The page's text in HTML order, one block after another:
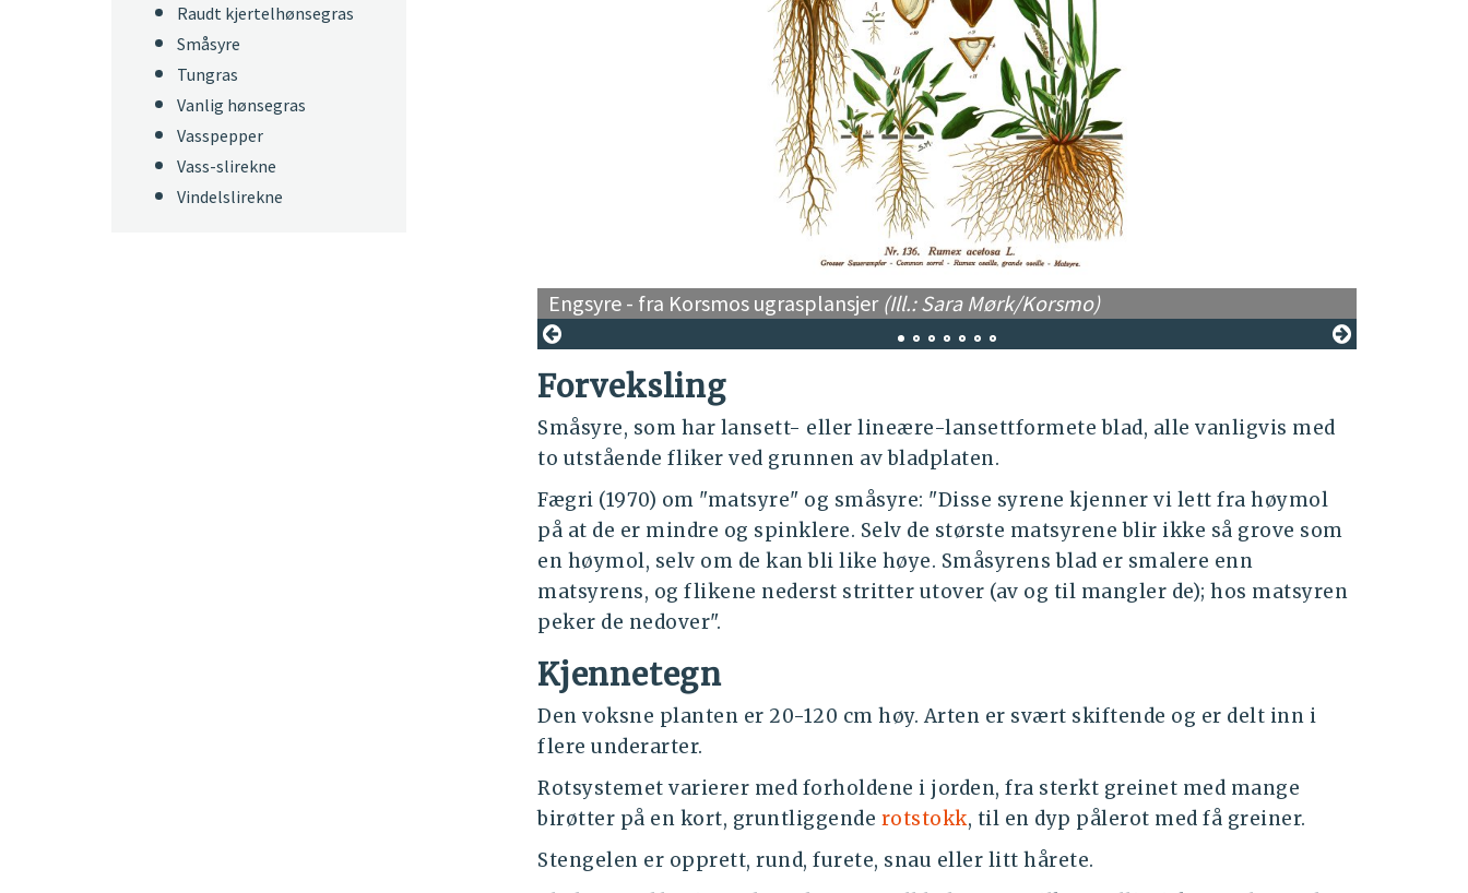
Engsyre - fra Korsmos ugrasplansjer (Ill.: Sara Mørk/Korsmo)
Forveksling
Småsyre, som har lansett- eller lineære-lansettformete blad, alle vanligvis med
to utstående fliker ved grunnen av bladplaten.
Fægri (1970) om "matsyre" og småsyre: "Disse syrene kjenner vi lett fra høymol
på at de er mindre og spinklere. Selv de største matsyrene blir ikke så grove som
en høymol, selv om de kan bli like høye. Småsyrens blad er smalere enn
matsyrens, og flikene nederst stritter utover (av og til mangler de); hos matsyren
peker de nedover".
Kjennetegn
Den voksne planten er 20-120 cm høy. Arten er svært skiftende og er delt inn i
flere underarter.
Rotsystemet varierer med forholdene i jorden, fra sterkt greinet med mange
birøtter på en kort, gruntliggende rotstokk, til en dyp pålerot med få greiner.
Stengelen er opprett, rund, furete, snau eller litt hårete.
Raudt kjertelhønsegras
Småsyre
Tungras
Vanlig hønsegras
Vasspepper
Vass-slirekne
Vindelslirekne